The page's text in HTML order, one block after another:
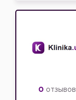
0 отзывов